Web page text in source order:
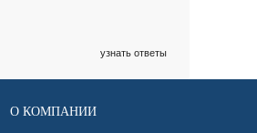
узнать ответы
О КОМПАНИИ